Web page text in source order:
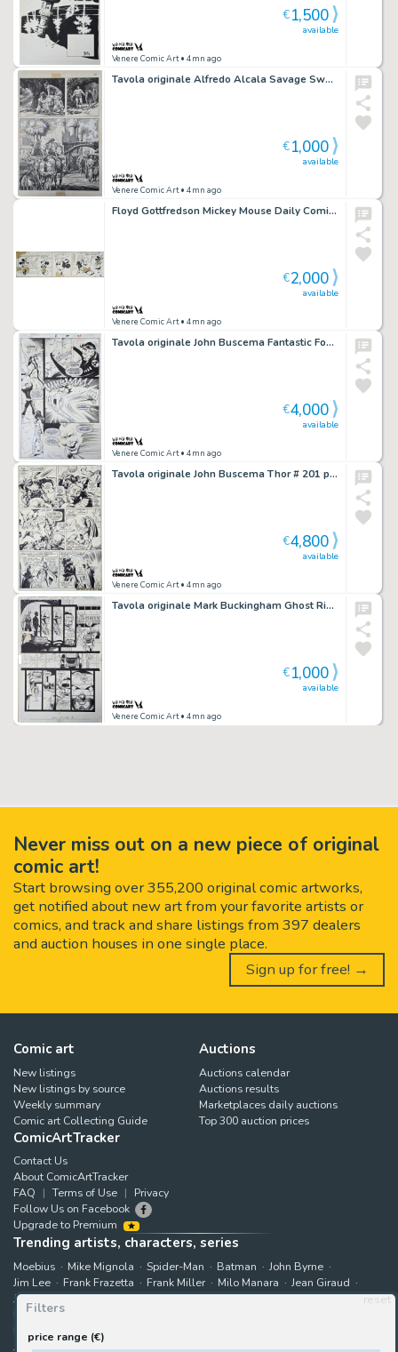
Filters
reset
price range (€)
Venere Comic Art• 4mn ago
available
€1,500
Tavola originale Alfredo Alcala Savage Sword # 89 pg.25
Venere Comic Art• 4mn ago
available
€1,000
Floyd Gottfredson Mickey Mouse Daily Comic Strip Original Art data 6-12-1969
Venere Comic Art• 4mn ago
available
€2,000
Tavola originale John Buscema Fantastic Four 2099 #2 pg. 15
Venere Comic Art• 4mn ago
available
€4,000
Tavola originale John Buscema Thor # 201 pg. 6
Venere Comic Art• 4mn ago
available
€4,800
Tavola originale Mark Buckingham Ghost Rider 2099 #5 pg.14
Venere Comic Art• 4mn ago
available
€1,000
Never miss out on a new piece of original
comic art!
Start browsing over 355,200 original comic artworks,
get notified about new art from your favorite artists or
comics, and track and share listings from 397 dealers
and auction houses in one single place.
Sign up for free! →
Comic art
New listings
New listings by source
Weekly summary
Comic art Collecting Guide
Auctions
Auctions calendar
Auctions results
Marketplaces daily auctions
Top 300 auction prices
ComicArtTracker
Contact Us
About ComicArtTracker
FAQ
Terms of Use
Privacy
Follow Us on Facebook
Upgrade to Premium
Trending artists, characters, series
Moebius Mike Mignola Spider-Man Batman
John Byrne
Jim Lee
Frank Frazetta Frank Miller Milo Manara
Jean Giraud
Jack Kirby
Art Adams Astonishing X-Men
Hugo Pratt
Marjane Satrapi
Bruce Timm
Rip Kirby
Juanjo Guarnido
Superman Kim Jung Gi Gabriele Dell'Otto